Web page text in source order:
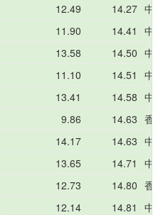
12.49 14.27 中
11.90 14.41
中
13.58 14.50 中
11.10 14.51
中
13.41 14.58 中
9.86 14.63 香
14.17 14.63 中
13.65 14.71
中
12.73 14.80 香
12.14 14.81
中